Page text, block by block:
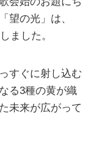
望の光」は、
ました。
すぐに射し込む
る3種の黄が織
未来が広がって